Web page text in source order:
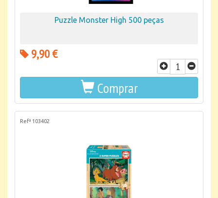
Puzzle Monster High 500 peças
9,90 €
Comprar
Refª 103402